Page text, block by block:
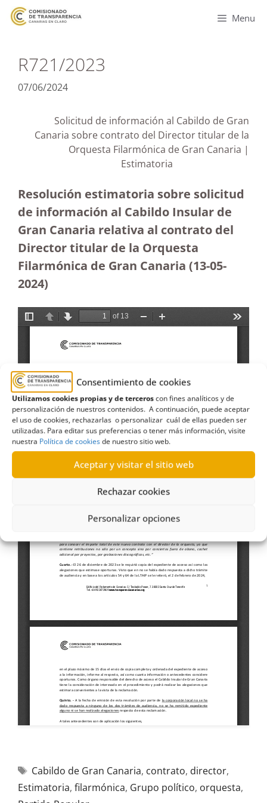
Consentimiento de cookies
Utilizamos cookies propias y de terceroscon fines analíticos y de
personalización de nuestros contenidos. A continuación, puede aceptar
el uso de cookies, rechazarlas o personalizar cuál de ellas pueden ser
utilizadas. Para editar sus preferencias o tener más información, visite
nuestra Política de cookiesde nuestro sitio web.
Aceptar y visitar el sitio web
Rechazar cookies
Personalizar opciones
Menu
R721/2023
07/06/2024
Solicitud de información al Cabildo de Gran
Canaria sobre contrato del Director titular de la
Orquesta Filarmónica de Gran Canaria |
Estimatoria
Resolución estimatoria sobre solicitud
de información al Cabildo Insular de
Gran Canaria relativa al contrato del
Director titular de la Orquesta
Filarmónica de Gran Canaria (13-05-
2024)
Cabildo de Gran Canaria, contrato, director,
Estimatoria, filarmónica, Grupo político, orquesta,